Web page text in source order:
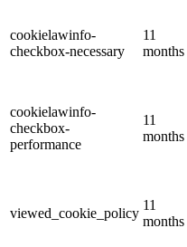
cookielawinfo-
checkbox-necessary
11
months
cookielawinfo-
checkbox-
performance
11
months
viewed_cookie_policy
11
months